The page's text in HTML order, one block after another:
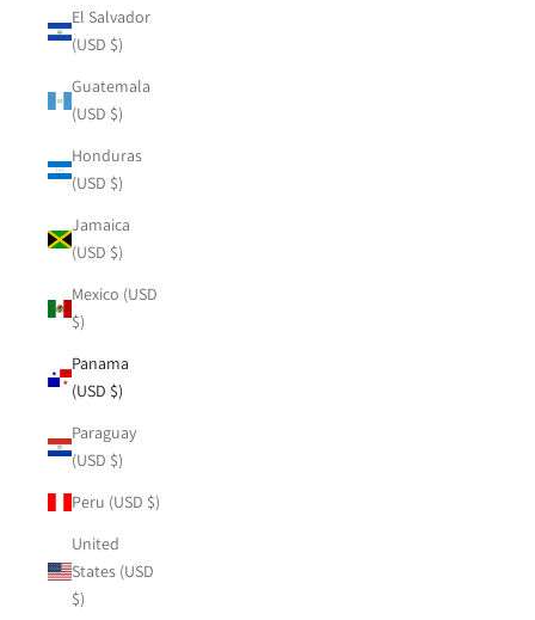
El Salvador
(USD $)
Guatemala
(USD $)
Honduras
(USD $)
Jamaica
(USD $)
Mexico (USD
$)
Panama
(USD $)
Paraguay
(USD $)
Peru (USD $)
United
States (USD
$)